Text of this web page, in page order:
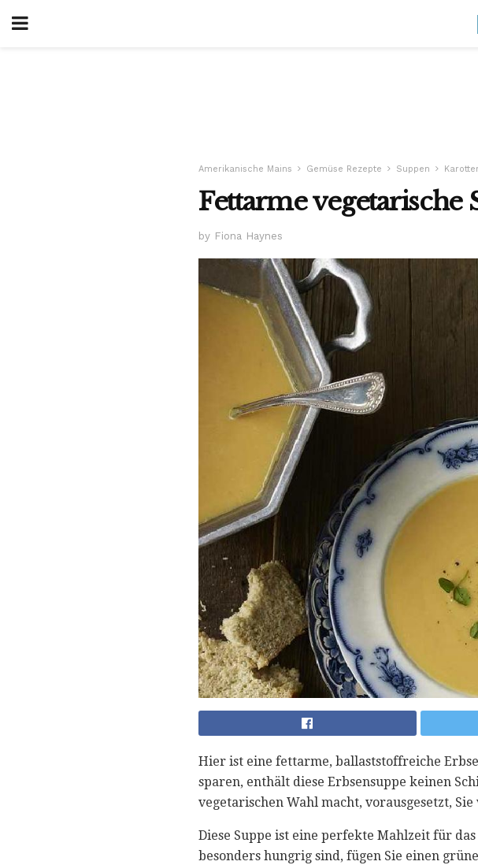
Amerikanische Mains Gemüse Rezepte Suppen
Fettarme vegetarische
by Fiona Haynes
Hier ist eine fettarme, ballaststoffreiche
sparen, enthält diese Erbsensuppe keinen
vegetarischen Wahl macht, vorausgesetzt,
Diese Suppe ist eine perfekte Mahlzeit für
besonders hungrig sind, fügen Sie einen